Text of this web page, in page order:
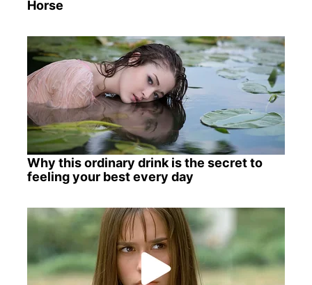
Horse
Why this ordinary drink is the secret to
feeling your best every day